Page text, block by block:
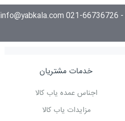
خدمات مشتریان
اجناس عمده یاب کالا
مزایدات یاب کالا